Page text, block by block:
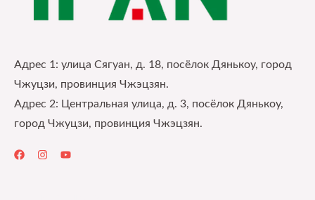
Адрес 1: улица Сягуан, д. 18, посёлок Дянькоу, город
Чжуцзи, провинция Чжэцзян.
Адрес 2: Центральная улица, д. 3, посёлок Дянькоу,
город Чжуцзи, провинция Чжэцзян.